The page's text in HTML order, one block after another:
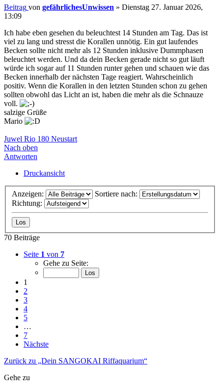
Beitrag von gefährlichesUnwissen » Dienstag 27. Januar 2026,
13:09
Ich habe eben gesehen du beleuchtest 14 Stunden am Tag. Das ist
viel zu lang und stresst die Korallen unnötig. Ein gut laufendes
Becken sollte nicht mehr als 12 Stunden inklusive Dummphasen
beleuchtet werden. Und da dein Becken gerade nicht so gut läuft
würde ich sogar auf 11 Stunden runter gehen und schauen wie das
Becken innerhalb der nächsten Tage reagiert. Wahrscheinlich
positiv. Wenn die Korallen in den letzten Stunden schon zu gehen
sollten obwohl das Licht an ist, haben die mehr als die Schnauze
voll.
salzige Grüße
Mario
Juwel Rio 180 Neustart
Nach oben
Antworten
Druckansicht
Anzeigen:
Sortiere nach:
Richtung:
70 Beiträge
Seite 1 von 7
Gehe zu Seite:
1
2
3
4
5
…
7
Nächste
Zurück zu „Dein SANGOKAI Riffaquarium“
Gehe zu